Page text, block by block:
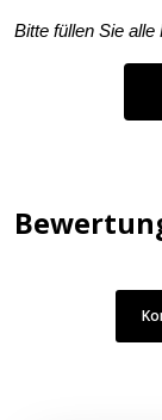
Bitte füllen Sie alle